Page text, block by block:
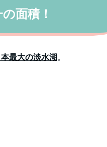
面積！
本最大の淡水湖 。